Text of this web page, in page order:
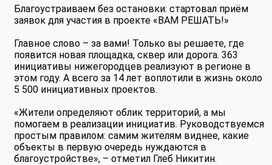
Благоустраиваем без остановки: стартовал приём
заявок для участия в проекте «ВАМ РЕШАТЬ!»
Главное слово – за вами! Только вы решаете, где
появится новая площадка, сквер или дорога. 363
инициативы нижегородцев реализуют в регионе в
этом году. А всего за 14 лет воплотили в жизнь около
5 500 инициативных проектов.
«Жители определяют облик территорий, а мы
помогаем в реализации инициатив. Руководствуемся
простым правилом: самим жителям виднее, какие
объекты в первую очередь нуждаются в
благоустройстве», – отметил Глеб Никитин.